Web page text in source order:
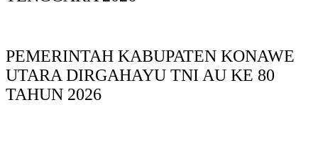
PEMERINTAH KABUPATEN KONAWE
UTARA DIRGAHAYU TNI AU KE 80
TAHUN 2026